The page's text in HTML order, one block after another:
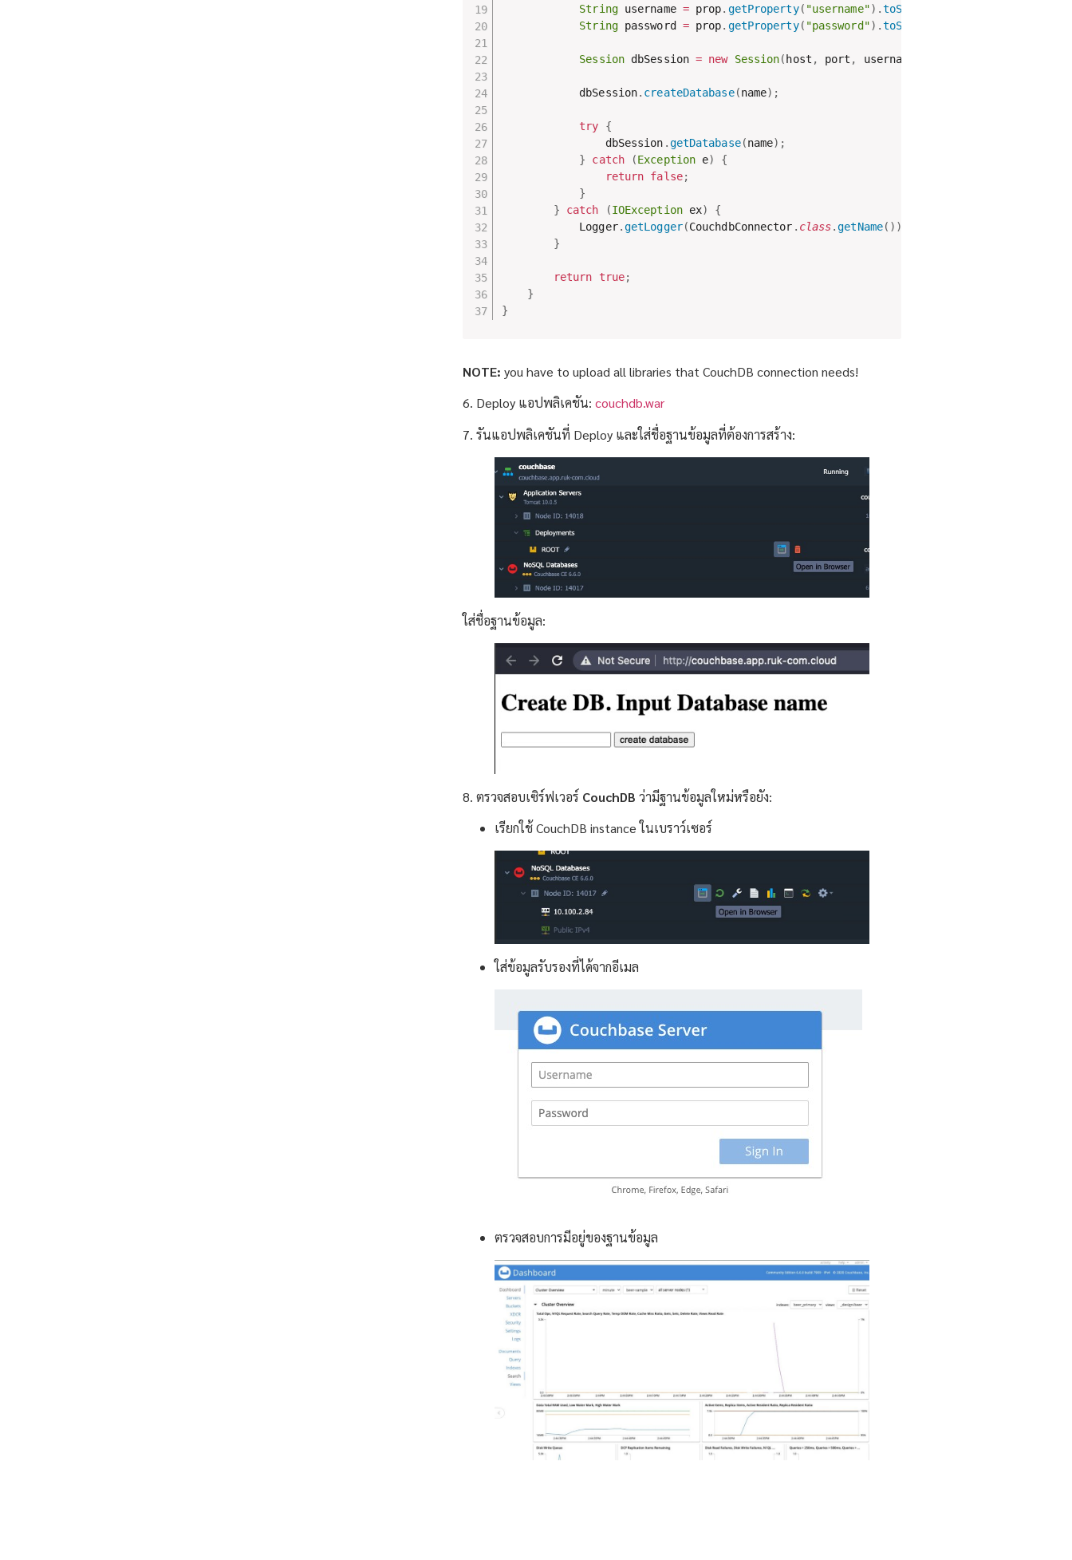
String username = prop. getProperty( "username") .toString
String password = prop. getProperty( "password") .toString
Session dbSession = new Session( host , port , username
            dbSession
. createDatabase(name) ;
try
{
                dbSession
.getDatabase(name) ;
}
catch (Exception e)
{
return false;
}
}
catch (IOException ex)
{
            Logger
.getLogger(CouchdbConnector . class.getName( ) )
}
return true;
}
}
NOTE: you have to upload all libraries that CouchDB connection needs!
6. Deploy แอปพลิเคชัน: couchdb.war
7. รันแอปพลิเคชันที่ Deploy และใส่ชื่อฐานข้อมูลที่ต้องการสร้าง:
ใส่ชื่อฐานข้อมูล:
8. ตรวจสอบเซิร์ฟเวอร์ CouchDB ว่ามีฐานข้อมูลใหม่หรือยัง:
เรียกใช้ CouchDB instance ในเบราว์เซอร์
ใส่ข้อมูลรับรองที่ได้จากอีเมล
ตรวจสอบการมีอยู่ของฐานข้อมูล